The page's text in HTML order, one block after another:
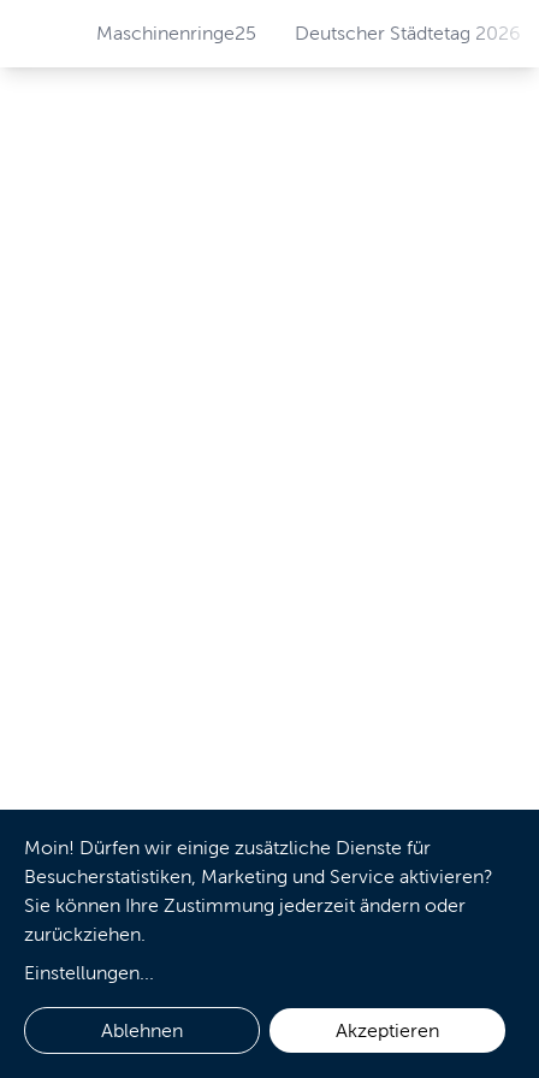
Maschinenringe25 Deutscher Städtetag 2026
Moin! Dürfen wir einige zusätzliche Dienste für
Besucherstatistiken, Marketing und Service aktivieren?
Sie können Ihre Zustimmung jederzeit ändern oder
zurückziehen.
Einstellungen
Ablehnen Akzeptieren